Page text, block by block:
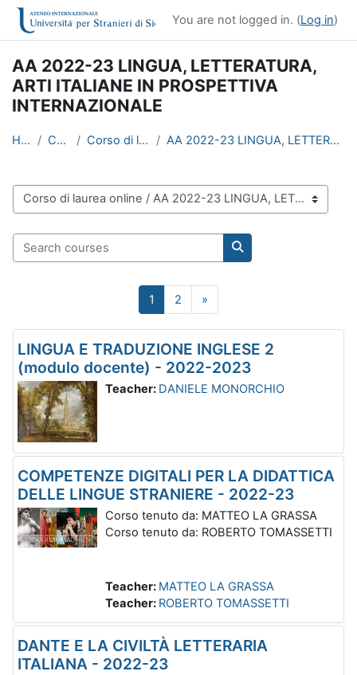
Skip to main content
You are not logged in. (Log in)
AA 2022-23 LINGUA, LETTERATURA,
ARTI ITALIANE IN PROSPETTIVA
INTERNAZIONALE
Home Courses Corso di laurea online AA 2022-23 LINGUA, LETTERATURA, ARTI ITALIANE IN P...
Course categories
Search courses
Search courses
1 Page 1
2 Page 2
»
LINGUA E TRADUZIONE INGLESE 2
(modulo docente) - 2022-2023
Teacher: DANIELE MONORCHIO
COMPETENZE DIGITALI PER LA DIDATTICA
DELLE LINGUE STRANIERE - 2022-23
Corso tenuto da: MATTEO LA GRASSA
Corso tenuto da: ROBERTO TOMASSETTI
Teacher: MATTEO LA GRASSA
Teacher: ROBERTO TOMASSETTI
DANTE E LA CIVILTÀ LETTERARIA
ITALIANA - 2022-23